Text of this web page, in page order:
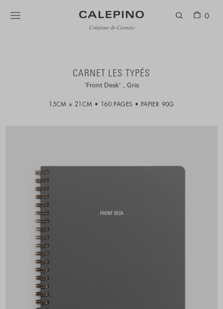
Créateur de Carnets
0
CARNET LES TYPÉS
Front Desk Gris
15CM × 21CM 160 PAGES PAPIER 90G